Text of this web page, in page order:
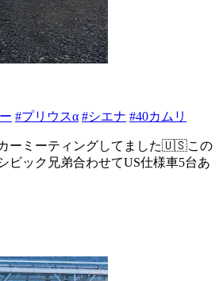
#プリウスα #シエナ #40カムリ
ーミーティングしてました🇺🇸この
ビック兄弟合わせてUS仕様車5台あ